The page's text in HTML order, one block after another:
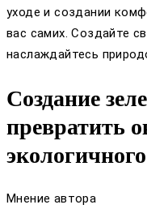
уходе и создании
вас самих. Создайте
наслаждайтесь
Создание
превратить
Мнение автора